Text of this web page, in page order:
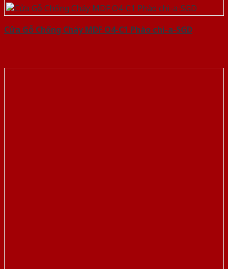
Cửa Gỗ Chống Cháy MDF O4-C1 Phào chi-a-SGD